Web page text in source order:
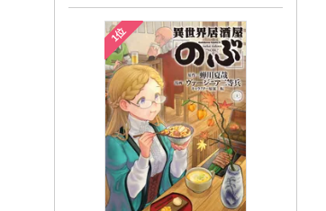
1位